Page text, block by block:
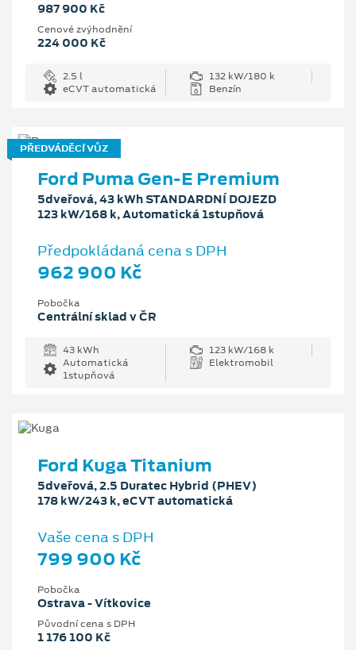
987 900 Kč
Cenové zvýhodnění
224 000 Kč
2.5 l
132 kW/180 k
eCVT automatická
Benzín
PŘEDVÁDĚCÍ VŮZ
Ford Puma Gen-E Premium
5dveřová, 43 kWh STANDARDNÍ DOJEZD
123 kW/168 k, Automatická 1stupňová
Předpokládaná cena s DPH
962 900 Kč
Pobočka
Centrální sklad v ČR
43 kWh
123 kW/168 k
Automatická
1stupňová
Elektromobil
Ford Kuga Titanium
5dveřová, 2.5 Duratec Hybrid (PHEV)
178 kW/243 k, eCVT automatická
Vaše cena s DPH
799 900 Kč
Pobočka
Ostrava - Vítkovice
Původní cena s DPH
1 176 100 Kč